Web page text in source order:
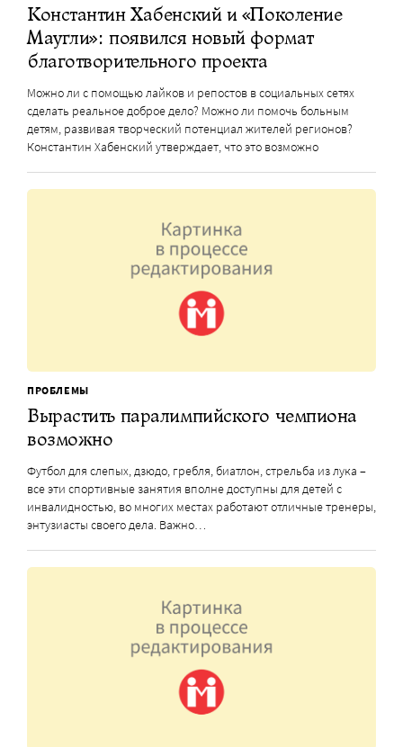
Константин Хабенский и «Поколение
Маугли»: появился новый формат
благотворительного проекта
Можно ли с помощью лайков и репостов в социальных сетях
сделать реальное доброе дело? Можно ли помочь больным
детям, развивая творческий потенциал жителей регионов?
Константин Хабенский утверждает, что это возможно
ПРОБЛЕМЫ
Вырастить паралимпийского чемпиона
возможно
Футбол для слепых, дзюдо, гребля, биатлон, стрельба из лука –
все эти спортивные занятия вполне доступны для детей с
инвалидностью, во многих местах работают отличные тренеры,
энтузиасты своего дела. Важно…